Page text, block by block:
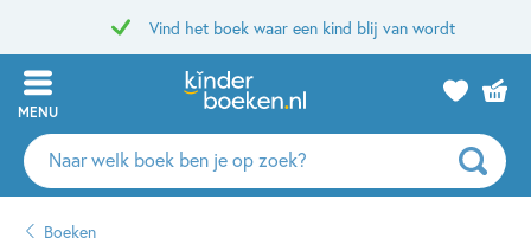
Vind het boek waar een kind blij van wordt
MENU
Zoeken
naar
auteurs
Boeken